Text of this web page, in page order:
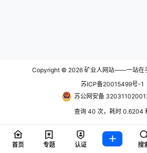
Copyright © 2026 矿业人网站——一站在
苏ICP备20015499号-1
苏公网安备
查询 40 次，耗时 0.6204
首页 专题 认证 搜